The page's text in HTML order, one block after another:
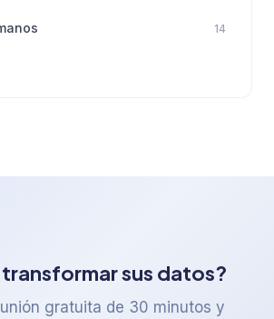
14
sus datos?
gratuita de 30 minutos y